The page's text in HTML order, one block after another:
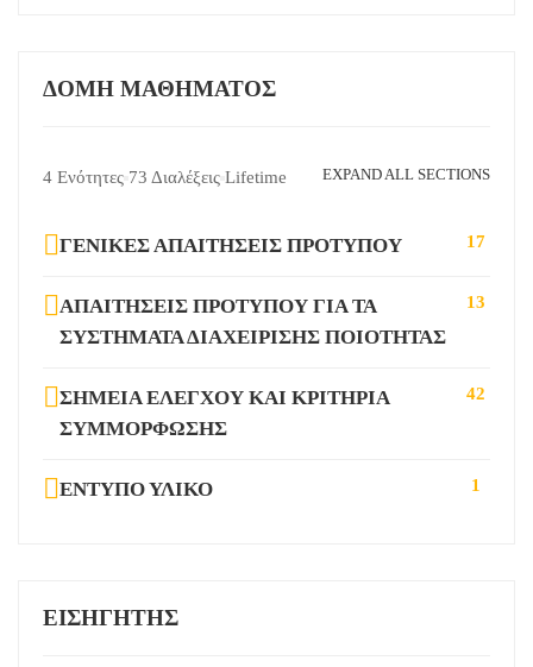
ΔΟΜΉ ΜΑΘΉΜΑΤΟΣ
4 Ενότητες 73 Διαλέξεις Lifetime EXPAND ALL SECTIONS
ΓΕΝΙΚΈΣ ΑΠΑΙΤΉΣΕΙΣ ΠΡΟΤΎΠΟΥ 17
ΑΠΑΙΤΉΣΕΙΣ ΠΡΟΤΎΠΟΥ ΓΙΑ ΤΑ
ΣΥΣΤΉΜΑΤΑ ΔΙΑΧΕΊΡΙΣΗΣ ΠΟΙΌΤΗΤΑΣ
13
ΣΗΜΕΊΑ ΕΛΈΓΧΟΥ ΚΑΙ ΚΡΙΤΉΡΙΑ
ΣΥΜΜΌΡΦΩΣΗΣ
42
ΈΝΤΥΠΟ ΥΛΙΚΌ 1
ΕΙΣΗΓΗΤΉΣ